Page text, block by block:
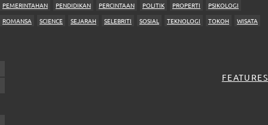
PEMERINTAHAN
PENDIDIKAN PERCINTAAN POLITIK PROPERTI
PSIKOLOGI
ROMANSA
SCIENCE SEJARAH SELEBRITI SOSIAL TEKNOLOGI TOKOH WISATA
FEATURES